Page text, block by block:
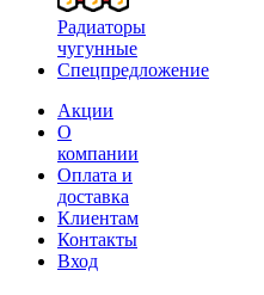
Радиаторы
чугунные
Спецпредложение
Акции
О
компании
Оплата и
доставка
Клиентам
Контакты
Вход